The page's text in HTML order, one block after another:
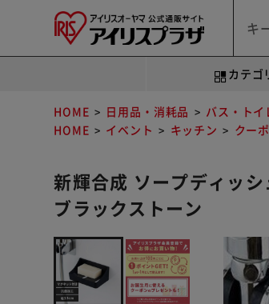
カテゴ
HOME 日用品・消耗品 バス・トイ
HOME
イベント キッチン クー
新輝合成 ソープディッ
ブラックストーン